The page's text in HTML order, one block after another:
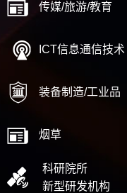
传媒/旅游/教育
ICT信息通信技术
装备制造/工业品
烟草
科研院所
新型研发机构